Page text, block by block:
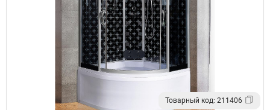
Товарный код: 211406